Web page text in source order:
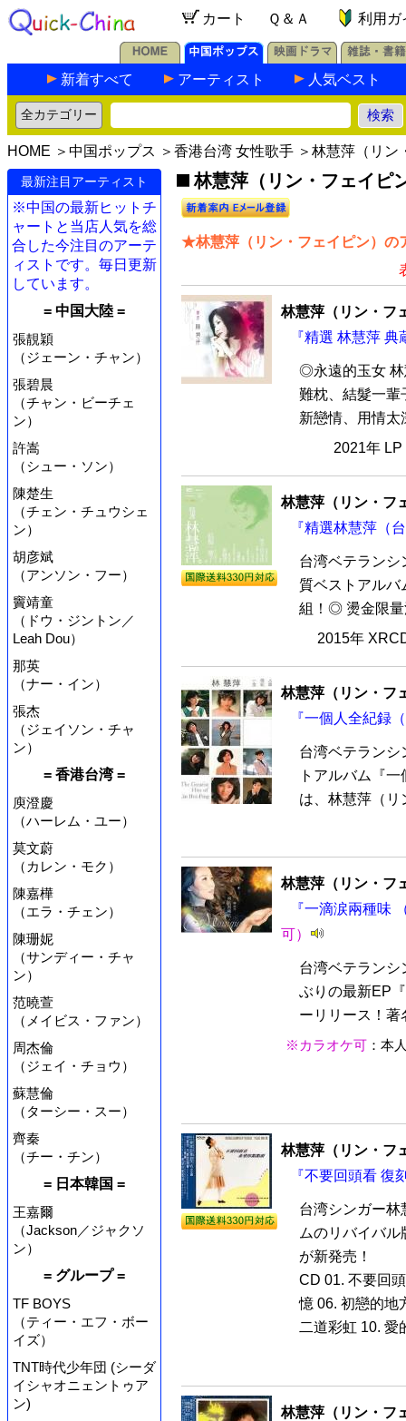
カート Ｑ＆Ａ 利用ガ
新着すべて アーティスト 人気ベスト
HOME ＞ 中国ポップス ＞ 香港台湾 女性歌手 ＞林慧萍（リン
最新注目アーティスト
※中国の最新ヒットチ
ャートと当店人気を総
合した今注目のアーテ
ィストです。毎日更新
しています。
= 中国大陸 =
張靚穎
（ジェーン・チャン）
張碧晨
（チャン・ビーチェ
ン）
許嵩
（シュー・ソン）
陳楚生
（チェン・チュウシェ
ン）
胡彦斌
（アンソン・フー）
竇靖童
（ドウ・ジントン／
Leah Dou）
那英
（ナー・イン）
張杰
（ジェイソン・チャ
ン）
= 香港台湾 =
庾澄慶
（ハーレム・ユー）
莫文蔚
（カレン・モク）
陳嘉樺
（エラ・チェン）
陳珊妮
（サンディー・チャ
ン）
范曉萱
（メイビス・ファン）
周杰倫
（ジェイ・チョウ）
蘇慧倫
（ターシー・スー）
齊秦
（チー・チン）
= 日本韓国 =
王嘉爾
（Jackson／ジャクソ
ン）
= グループ =
TF BOYS
（ティー・エフ・ボー
イズ）
TNT時代少年団 (シーダ
イシャオニェントゥア
ン)
林慧萍（リン・フェイピ
★林慧萍（リン・フェイピン）の
林慧萍（リン・フ
『精選 林慧萍
◎永遠的玉女 林
難枕、結髮一輩
新戀情、用情太
2021年
林慧萍（リン・フ
『精選林慧萍（
台湾ベテランシ
質ベストアル
組！◎ 燙金限量
2015年
林慧萍（リン・フ
『一個人全紀録
台湾ベテランシ
トアルバム『
は、林慧萍（リ
林慧萍（リン・フ
『一滴涙兩種味
可）
台湾ベテランシ
ぶりの最新EP
ーリリース！
※カラオケ可 ：本
林慧萍（リン・フ
『不要回頭看 復
台湾シンガー
ムのリバイバル
が新発売！
CD 01. 不要回
憶 06. 初戀的地
二道彩虹 10. 愛
林慧萍（リン・フ